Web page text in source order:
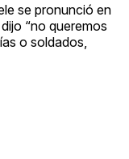
se pronunció en
“no queremos
o soldados,